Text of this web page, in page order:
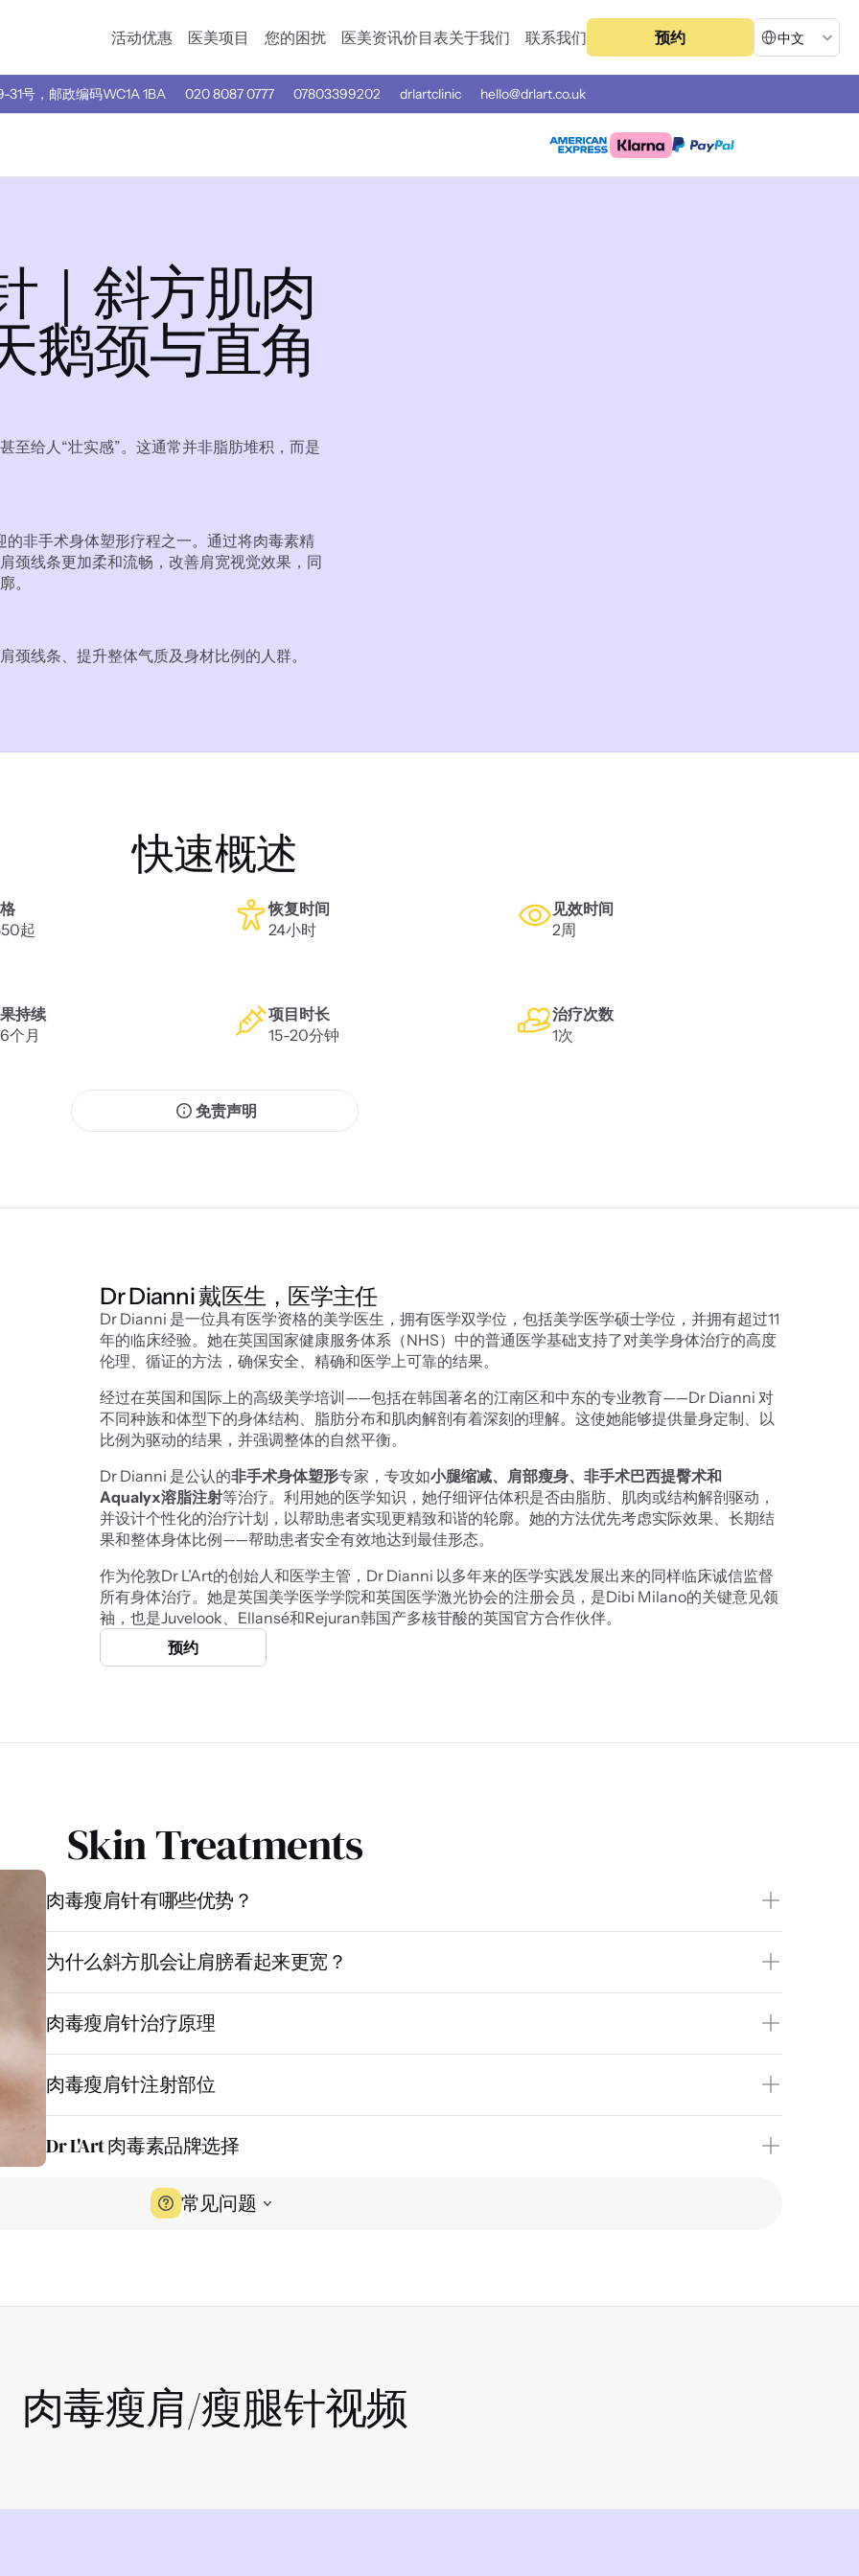
活动优惠 医美项目 您的困扰 医美资讯价目表关于我们 联系我们 预约
Select Language
中文
号，邮政编码WC1A 1BA 020 8087 0777 07803399202 drlartclinic hello@drlart.co.uk
｜斜方肌肉
鹅颈与直角
至给人“壮实感”。这通常并非脂肪堆积，而是
非手术身体塑形疗程之一。通过将肉毒素精
颈线条更加柔和流畅，改善肩宽视觉效果，同
。
线条、提升整体气质及身材比例的人群。
快速概述
起
恢复时间
24小时
见效时间
2周
持续
个月
项目时长
15-20分钟
治疗次数
1次
免责声明
Dr Dianni 戴医生，医学主任
Dr Dianni 是一位具有医学资格的美学医生，拥有医学双学位，包括美学医学硕士学位，并拥有超过11
年的临床经验。她在英国国家健康服务体系（NHS）中的普通医学基础支持了对美学身体治疗的高度
伦理、循证的方法，确保安全、精确和医学上可靠的结果。
经过在英国和国际上的高级美学培训——包括在韩国著名的江南区和中东的专业教育——Dr Dianni 对
不同种族和体型下的身体结构、脂肪分布和肌肉解剖有着深刻的理解。这使她能够提供量身定制、以
比例为驱动的结果，并强调整体的自然平衡。
Dr Dianni 是公认的非手术身体塑形专家，专攻如小腿缩减、肩部瘦身、非手术巴西提臀术和
Aqualyx溶脂注射等治疗。利用她的医学知识，她仔细评估体积是否由脂肪、肌肉或结构解剖驱动，
并设计个性化的治疗计划，以帮助患者实现更精致和谐的轮廓。她的方法优先考虑实际效果、长期结
果和整体身体比例——帮助患者安全有效地达到最佳形态。
作为伦敦Dr L’Art的创始人和医学主管，Dr Dianni 以多年来的医学实践发展出来的同样临床诚信监督
所有身体治疗。她是英国美学医学学院和英国医学激光协会的注册会员，是Dibi Milano的关键意见领
袖，也是Juvelook、Ellansé和Rejuran韩国产多核苷酸的英国官方合作伙伴。
预约
Skin Treatments
肉毒瘦肩针有哪些优势？
为什么斜方肌会让肩膀看起来更宽？
肉毒瘦肩针治疗原理
肉毒瘦肩针注射部位
Dr L'Art 肉毒素品牌选择
常见问题
肉毒瘦肩/瘦腿针视频